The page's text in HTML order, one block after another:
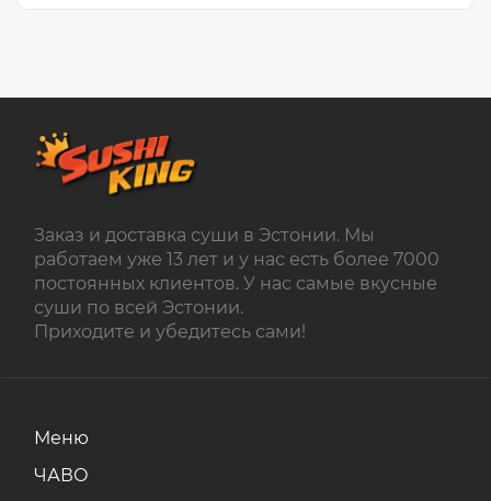
Заказ и доставка суши в Эстонии. Мы
работаем уже 13 лет и у нас есть более 7000
постоянных клиентов. У нас самые вкусные
суши по всей Эстонии.
Приходите и убедитесь сами!
Меню
ЧАВО